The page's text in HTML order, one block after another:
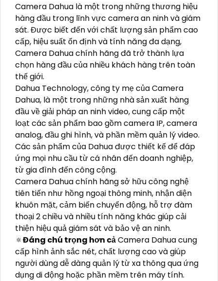
Camera Dahua là một trong những thương hiệu
hàng đầu trong lĩnh vực camera an ninh và giám
sát. Được biết đến với chất lượng sản phẩm cao
cấp, hiệu suất ổn định và tính năng đa dạng,
Camera Dahua chính hãng đã trở thành lựa
chọn hàng đầu của nhiều khách hàng trên toàn
thế giới.
Dahua Technology, công ty mẹ của Camera
Dahua, là một trong những nhà sản xuất hàng
đầu về giải pháp an ninh video, cung cấp một
loạt các sản phẩm bao gồm camera IP, camera
analog, đầu ghi hình, và phần mềm quản lý video.
Các sản phẩm của Dahua được thiết kế để đáp
ứng mọi nhu cầu từ cá nhân đến doanh nghiệp,
từ gia đình đến công cộng.
Camera Dahua chính hãng sở hữu công nghệ
tiên tiến như hồng ngoại thông minh, nhận diện
khuôn mặt, cảm biến chuyển động, hỗ trợ đàm
thoại 2 chiều và nhiều tính năng khác giúp cải
thiện hiệu quả giám sát và bảo vệ an ninh.
🔅Đáng chú trọng hơn cảCamera Dahua cung
cấp hình ảnh sắc nét, chất lượng cao và giúp
người dùng dễ dàng quản lý từ xa thông qua ứng
dụng di động hoặc phần mềm trên máy tính.